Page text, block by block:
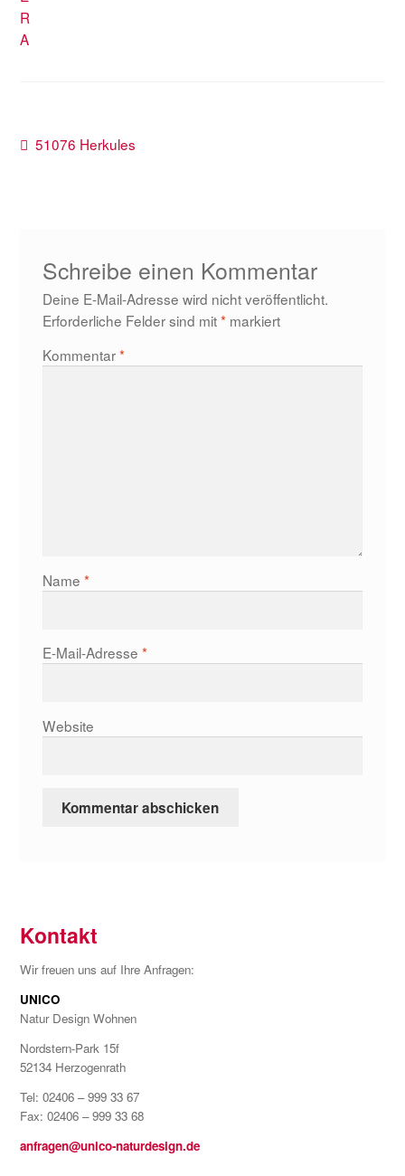
Beitragsnavigation
Vorheriger
51076 Herkules
Schreibe einen Kommentar
Deine E-Mail-Adresse wird nicht veröffentlicht.
Erforderliche Felder sind mit* markiert
Kommentar*
Name *
E-Mail-Adresse *
Website
Kontakt
Wir freuen uns auf Ihre Anfragen:
UNICO
Natur Design Wohnen
Nordstern-Park 15f
52134 Herzogenrath
Tel: 02406 – 999 33 67
Fax: 02406 – 999 33 68
anfragen@unico-naturdesign.de